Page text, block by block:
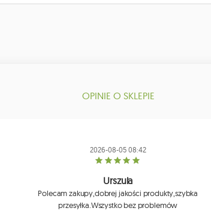
OPINIE O SKLEPIE
2026-08-05 08:42
Urszula
Polecam zakupy,dobrej jakości produkty,szybka
przesyłka.Wszystko bez problemów